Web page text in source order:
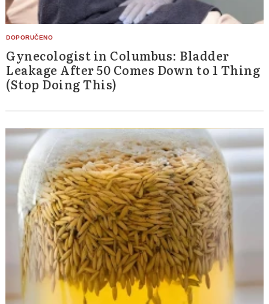
Gynecologist in Columbus: Bladder
Leakage After 50 Comes Down to 1 Thing
(Stop Doing This)